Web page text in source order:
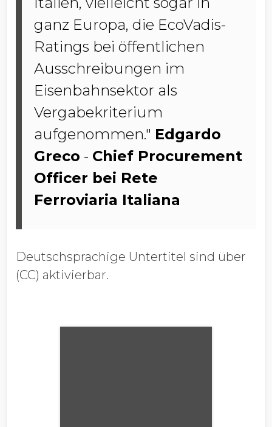
ganz Europa, die EcoVadis-
Ratings bei öffentlichen
Ausschreibungen im
Eisenbahnsektor als
Vergabekriterium
aufgenommen." Edgardo
Greco - Chief Procurement
Officer bei Rete
Ferroviaria Italiana
Deutschsprachige Untertitel sind über
(CC) aktivierbar.